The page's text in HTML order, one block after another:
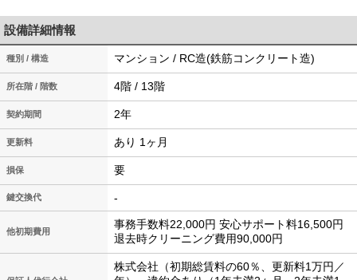
設備詳細情報
種別 / 構造 マンション / RC造(鉄筋コンクリート造)
所在階 / 階数 4階 / 13階
契約期間 2年
更新料 あり 1ヶ月
損保 要
鍵交換代 -
他初期費用
事務手数料22,000円 安心サポート料16,500円
退去時クリーニング費用90,000円
株式会社（初期総賃料の60％、更新料1万円／